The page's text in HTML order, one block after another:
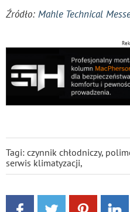
Źródło: Mahle Technical
Tagi: czynnik chłodniczy,
serwis klimatyzacji,